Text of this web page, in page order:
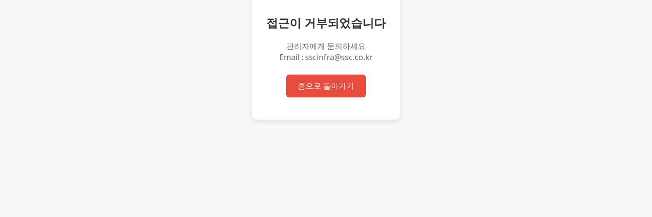
접근이 거부되었습니다
관리자에게 문의하세요
Email : sscinfra@ssc.co.kr
홈으로 돌아가기